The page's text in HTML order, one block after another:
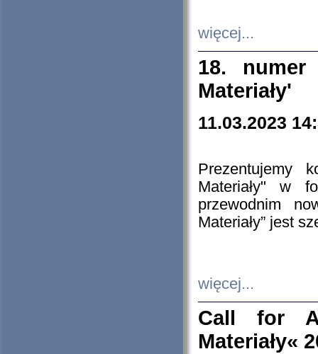
więcej...
18. numer
Materiały'
11.03.2023
Prezentujemy
Materiały" w
przewodnim
Materiały” jest
więcej...
Call for
Materiały«